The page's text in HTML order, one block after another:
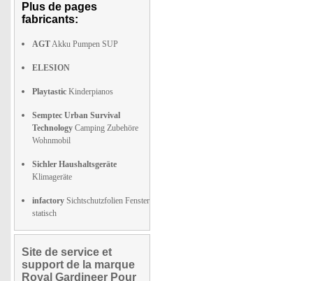
Plus de pages
fabricants:
AGTAkku Pumpen SUP
ELESION
Playtastic Kinderpianos
Semptec Urban Survival
Technology Camping Zubehöre
Wohnmobil
Sichler Haushaltsgeräte
Klimageräte
infactory Sichtschutzfolien Fenster
statisch
Site de service et
support de la marque
Royal Gardineer Pour